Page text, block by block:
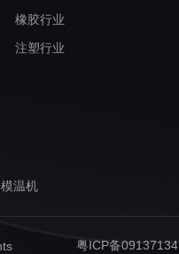
橡胶行业
注塑行业
温机
粤ICP备09137134